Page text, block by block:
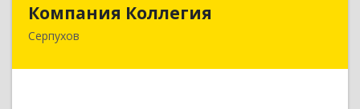
Компания Коллегия
Серпухов
142211, Московская обл, Серпухов г, Оборонная